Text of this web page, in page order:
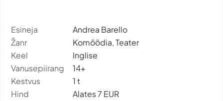
Esineja
Andrea Barello
Žanr
Komöödia, Teater
Keel
Inglise
Vanusepiirang
14+
Kestvus
1 t
Hind
Alates 7 EUR